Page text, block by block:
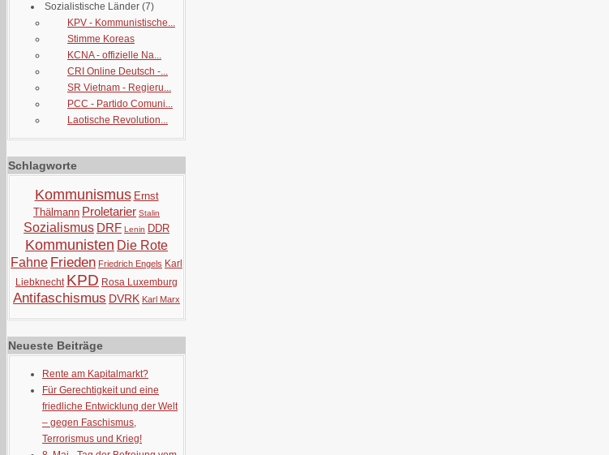
Sozialistische Länder (7)
KPV - Kommunistische...
Stimme Koreas
KCNA - offizielle Na...
CRI Online Deutsch -...
SR Vietnam - Regieru...
PCC - Partido Comuni...
Laotische Revolution...
Schlagworte
Kommunismus Ernst
Thälmann Proletarier Stalin
Sozialismus DRF Lenin DDR
Kommunisten Die Rote
Fahne Frieden Friedrich Engels Karl
Liebknecht KPD Rosa Luxemburg
Antifaschismus DVRK Karl Marx
Neueste Beiträge
Rente am Kapitalmarkt?
Für Gerechtigkeit und eine
friedliche Entwicklung der Welt
– gegen Faschismus,
Terrorismus und Krieg!